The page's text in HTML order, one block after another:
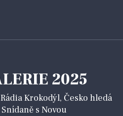
2025
Krokodýl, Česko hledá
s Novou